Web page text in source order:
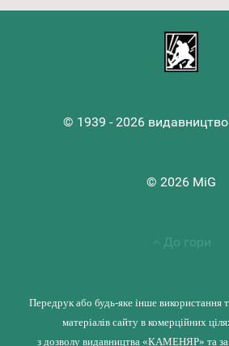
© 1939 - 2026
© 2026 MiG
До гори
Передрук або будь-яке інше використання
матеріалів сайту в комерційних
з дозволу видавництва «КАМЕНЯР» та за